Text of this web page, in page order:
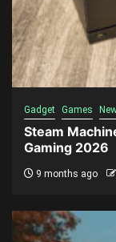
Gadget Games
Steam
Gaming 2026
9 months ago